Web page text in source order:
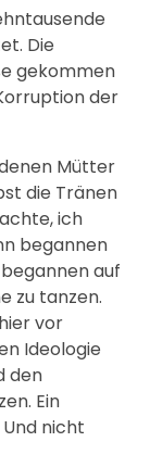
Die
gekommen
der
Mütter
die Tränen
ich
begannen
auf
zu tanzen.
vor
Ideologie
den
Ein
nicht